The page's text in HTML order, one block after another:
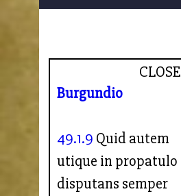
CLOSE
Burgundio
49.1.9 Quid autem
utique in propatulo
disputans semper